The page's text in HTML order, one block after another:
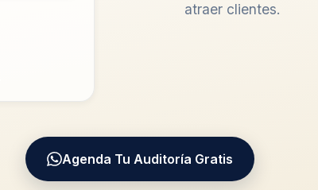
atraer clientes.
Agenda Tu Auditoría Gratis